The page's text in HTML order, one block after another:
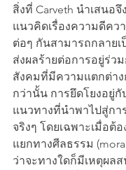
สิ่งที่ Carveth นำเสนอจึ
แนวคิดเรื่องความดีคว
ต่อๆ กันสามารถกลาย
ส่งผลร้ายต่อการอยู่ร่ว
สังคมที่มีความแตกต่าง
กว่านั้น การยึดโยงอยู่กั
แนวทางที่นำพาไปสู่ก
จริงๆ โดยเฉพาะเมื่อต้
แยกทางศีลธรรม
ว่าจะทางใดก็มีเหตุผล